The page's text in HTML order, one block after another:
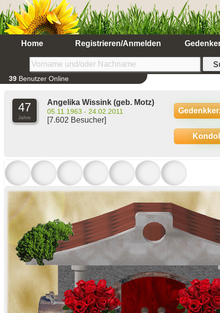
Home Registrieren/Anmelden
39 Benutzer Online
47
Jahre
Angelika Wissink (geb. Motz)
05.11.1963 - 24.02.2011
[7.602 Besucher]